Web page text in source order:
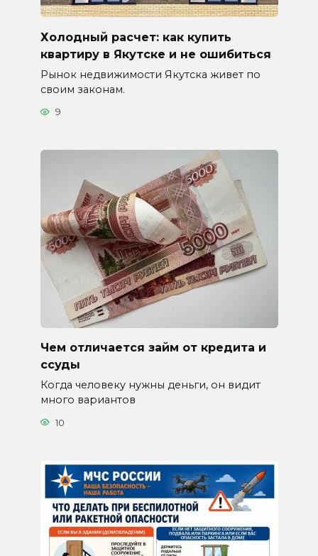
Холодный расчет: как купить
квартиру в Якутске и не ошибиться
Рынок недвижимости Якутска живет по
своим законам.
9
Чем отличается займ от кредита и
ссуды
Когда человеку нужны деньги, он видит
много вариантов
10